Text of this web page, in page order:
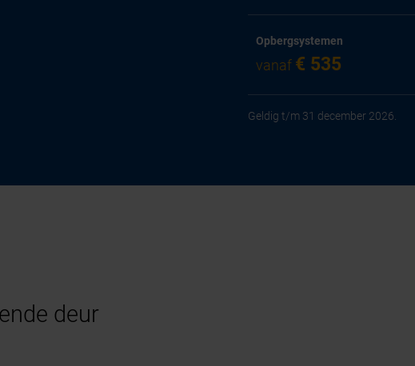
Opbergsystemen
vanaf € 535
Geldig t/m 31 december 2026.
deur